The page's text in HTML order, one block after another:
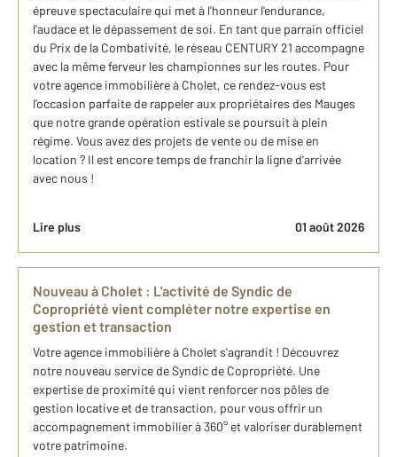
épreuve spectaculaire qui met à l'honneur l'endurance,
l'audace et le dépassement de soi. En tant que parrain officiel
du Prix de la Combativité, le réseau CENTURY 21 accompagne
avec la même ferveur les championnes sur les routes. Pour
votre agence immobilière à Cholet, ce rendez-vous est
l'occasion parfaite de rappeler aux propriétaires des Mauges
que notre grande opération estivale se poursuit à plein
régime. Vous avez des projets de vente ou de mise en
location ? Il est encore temps de franchir la ligne d'arrivée
avec nous !
Lire plus 01 août 2026
Nouveau à Cholet : L'activité de Syndic de
Copropriété vient compléter notre expertise en
gestion et transaction
Votre agence immobilière à Cholet s'agrandit ! Découvrez
notre nouveau service de Syndic de Copropriété. Une
expertise de proximité qui vient renforcer nos pôles de
gestion locative et de transaction, pour vous offrir un
accompagnement immobilier à 360° et valoriser durablement
votre patrimoine.